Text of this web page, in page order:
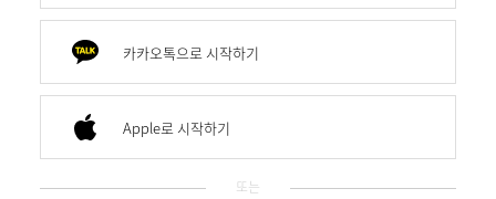
카카오톡으로 시작하기
Apple로 시작하기
또는